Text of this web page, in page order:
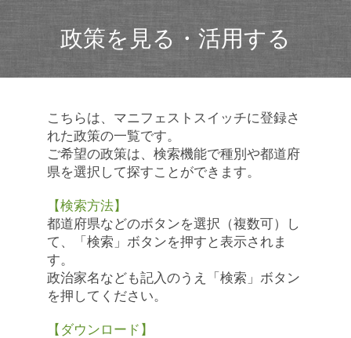
政策を見る・活用する
こちらは、マニフェストスイッチに登録さ
れた政策の一覧です。
ご希望の政策は、検索機能で種別や都道府
県を選択して探すことができます。
【検索方法】
都道府県などのボタンを選択（複数可）し
て、「検索」ボタンを押すと表示されま
す。
政治家名なども記入のうえ「検索」ボタン
を押してください。
【ダウンロード】